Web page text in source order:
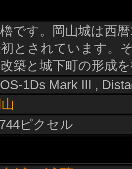
です。岡山城は西
とされています。
築と城下町の形成
1Ds Mark III ,
ピクセル